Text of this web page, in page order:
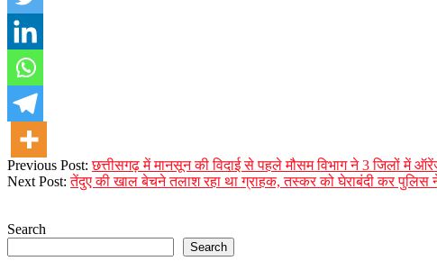
2023-
10-
Previous Post:छत्तीसगढ़ में मानसून की विदाई से पहले मौसम विभाग ने 3 जिलों में
Next Post:तेंदुए की खाल बेचने तलाश रहा था ग्राहक, तस्कर को घेराबंदी कर पुलिस
Search
Search